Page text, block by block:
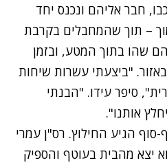
חבר אליהם ונכנס יחד
– תוך שהמחבלים בקרבת
שהו בתוך המטע, ובזמן
"ביצעתי עשרות שיחות
סיפר עידו. "הבנתי
אותנו".
הגיע החילוץ. רס"ן עמרי
יצא מהבית בעוטף והספיק